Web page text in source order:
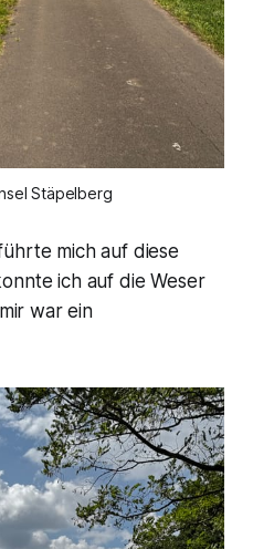
Stäpelberg
mich auf diese
ich auf die Weser
war ein